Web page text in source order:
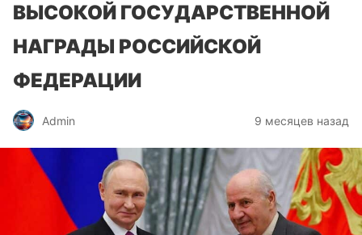
ВЫСОКОЙ ГОСУДАРСТВЕННОЙ
НАГРАДЫ РОССИЙСКОЙ
ФЕДЕРАЦИИ
Admin 9 месяцев назад